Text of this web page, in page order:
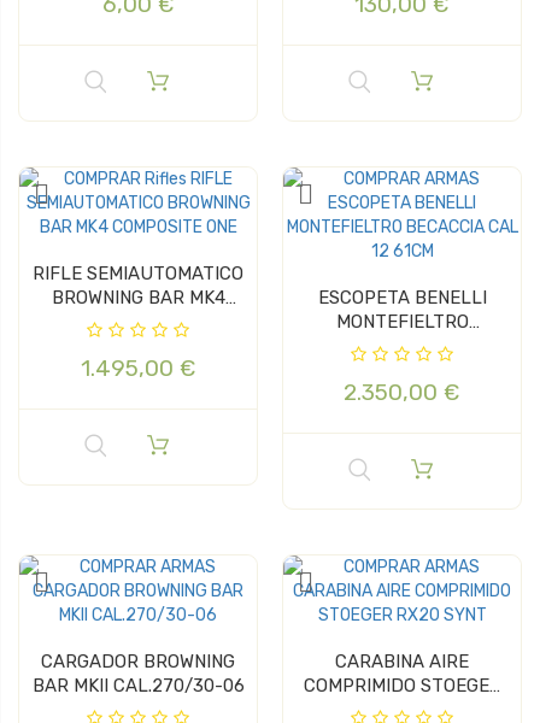
RIFLE SEMIAUTOMATICO
BROWNING BAR MK4
COMPOSITE...
1.495,00 €
ESCOPETA BENELLI
MONTEFIELTRO
BECACCIA CAL 12 61CM
2.350,00 €
CARGADOR BROWNING
BAR MKII CAL.270/30-06
CARABINA AIRE
COMPRIMIDO STOEGER
RX20 SYNT